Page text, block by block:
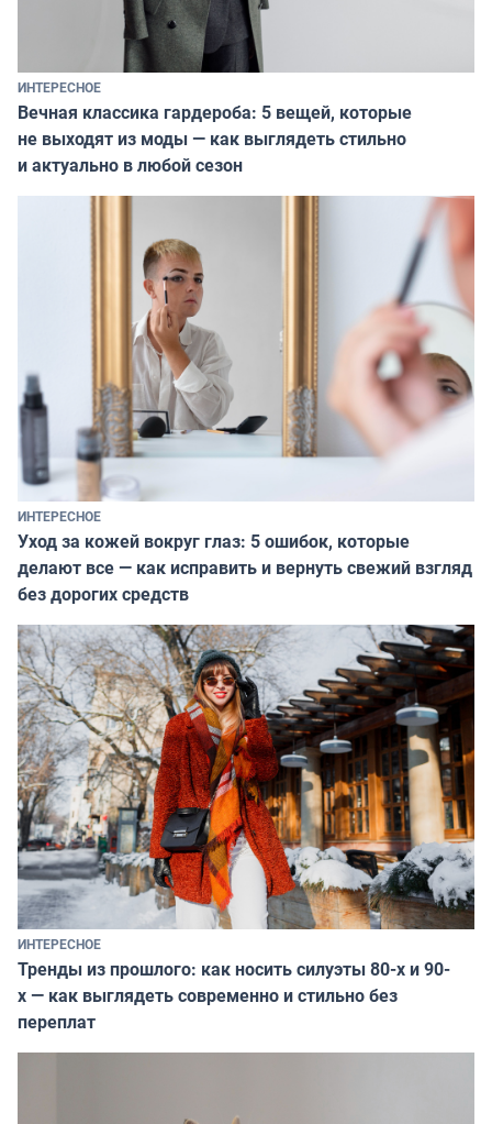
ИНТЕРЕСНОЕ
Вечная классика гардероба: 5 вещей, которые
не выходят из моды — как выглядеть стильно
и актуально в любой сезон
ИНТЕРЕСНОЕ
Уход за кожей вокруг глаз: 5 ошибок, которые
делают все — как исправить и вернуть свежий взгляд
без дорогих средств
ИНТЕРЕСНОЕ
Тренды из прошлого: как носить силуэты 80-х и 90-
х — как выглядеть современно и стильно без
переплат